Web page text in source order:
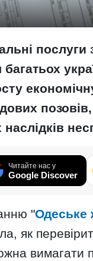
Читайте нас у
Google Discover
"Одеське
як
вимагати